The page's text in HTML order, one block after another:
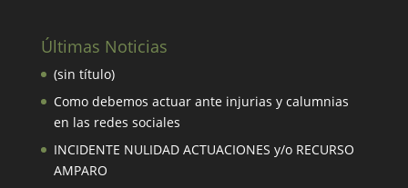
Últimas Noticias
(sin título)
Como debemos actuar ante injurias y calumnias
en las redes sociales
INCIDENTE NULIDAD ACTUACIONES y/o RECURSO
AMPARO